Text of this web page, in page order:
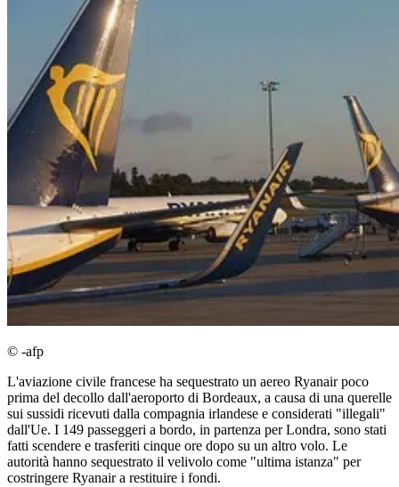
© -afp
L'aviazione civile francese ha sequestrato un aereo Ryanair poco
prima del decollo dall'aeroporto di Bordeaux, a causa di una querelle
sui sussidi ricevuti dalla compagnia irlandese e considerati "illegali"
dall'Ue. I 149 passeggeri a bordo, in partenza per Londra, sono stati
fatti scendere e trasferiti cinque ore dopo su un altro volo. Le
autorità hanno sequestrato il velivolo come "ultima istanza" per
costringere Ryanair a restituire i fondi.